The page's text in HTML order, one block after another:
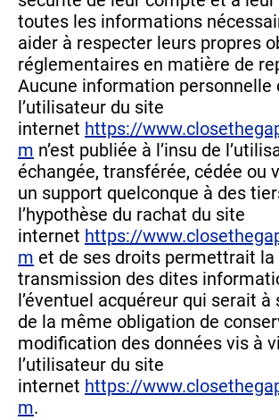
toutes les informations
aider à respecter leurs propres
réglementaires en matière de
Aucune information personnelle
l’utilisateur du site
internet https://
m n’est publiée à l’insu de
échangée, transférée, cédée ou
un support quelconque à des
l’hypothèse du rachat du site
internet https://
m et de ses droits permettrait la
transmission des dites
l’éventuel acquéreur qui serait
de la même obligation de
modification des données vis à
l’utilisateur du site
internet https://
m.